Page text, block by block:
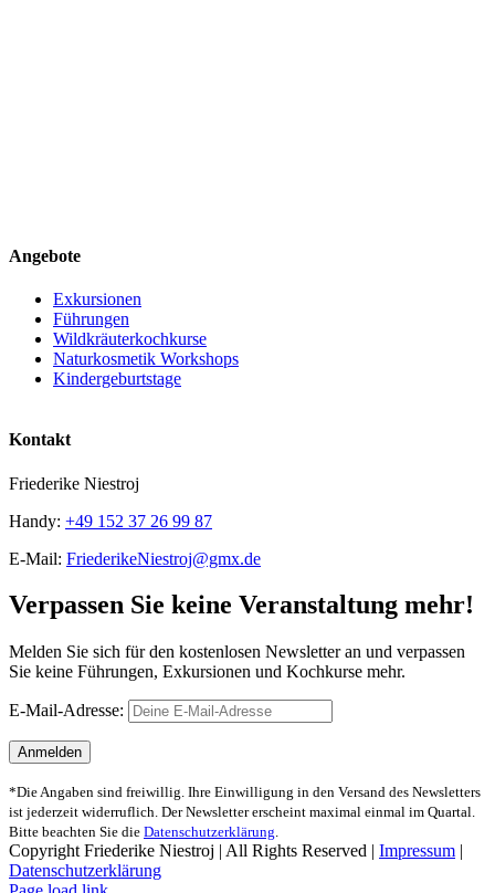
Angebote
Exkursionen
Führungen
Wildkräuterkochkurse
Naturkosmetik Workshops
Kindergeburtstage
Kontakt
Friederike Niestroj
Handy: +49 152 37 26 99 87
E-Mail: FriederikeNiestroj@gmx.de
Verpassen Sie keine Veranstaltung mehr!
Melden Sie sich für den kostenlosen Newsletter an und verpassen
Sie keine Führungen, Exkursionen und Kochkurse mehr.
E-Mail-Adresse:
*Die Angaben sind freiwillig. Ihre Einwilligung in den Versand des Newsletters
ist jederzeit widerruflich. Der Newsletter erscheint maximal einmal im Quartal.
Bitte beachten Sie die Datenschutzerklärung.
Copyright Friederike Niestroj | All Rights Reserved | Impressum |
Datenschutzerklärung